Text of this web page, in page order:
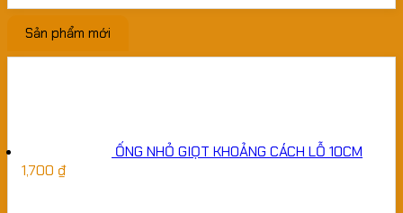
Sản phẩm mới
ỐNG NHỎ GIỌT KHOẢNG CÁCH LỖ 10CM
1,700 ₫